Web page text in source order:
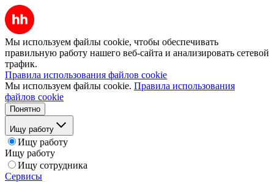
Мы используем файлы cookie, чтобы обеспечивать
правильную работу нашего веб-сайта и анализировать сетевой
трафик.
Правила использования файлов cookie
Мы используем файлы cookie. Правила использования
файлов cookie
Понятно
Ищу работу
Ищу работу
Ищу работу
Ищу сотрудника
Сервисы